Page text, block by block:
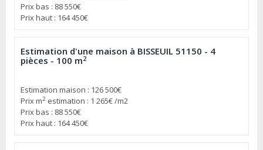
Prix bas : 88 550€
Prix haut : 164 450€
Estimation d'une maison à BISSEUIL 51150 - 4
pièces - 100 m2
Estimation maison : 126 500€
Prix m2 estimation : 1 265€ /m2
Prix bas : 88 550€
Prix haut : 164 450€